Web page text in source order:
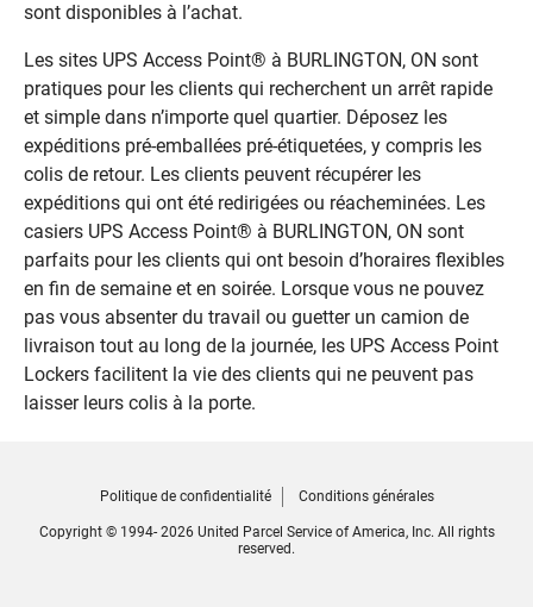
sont disponibles à l’achat.
Les sites UPS Access Point® à BURLINGTON, ON sont
pratiques pour les clients qui recherchent un arrêt rapide
et simple dans n’importe quel quartier. Déposez les
expéditions pré-emballées pré-étiquetées, y compris les
colis de retour. Les clients peuvent récupérer les
expéditions qui ont été redirigées ou réacheminées. Les
casiers UPS Access Point® à BURLINGTON, ON sont
parfaits pour les clients qui ont besoin d’horaires flexibles
en fin de semaine et en soirée. Lorsque vous ne pouvez
pas vous absenter du travail ou guetter un camion de
livraison tout au long de la journée, les UPS Access Point
Lockers facilitent la vie des clients qui ne peuvent pas
laisser leurs colis à la porte.
Politique de confidentialité Conditions générales
Copyright © 1994- 2026 United Parcel Service of America, Inc. All rights
reserved.